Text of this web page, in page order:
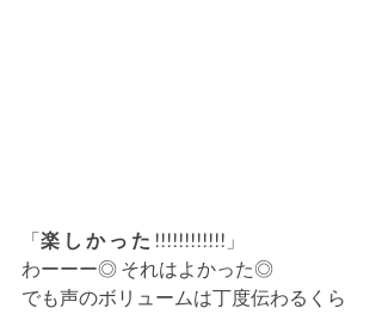
「楽 し か っ た !!!!!!!!!!!! 」
わーーー◎ それはよかった◎
でも声のボリュームは丁度伝わるくら